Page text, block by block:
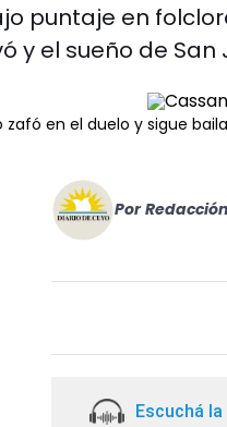
puntaje en
y el sueño de
zafó en el duelo y sigue
Por
Escuchá